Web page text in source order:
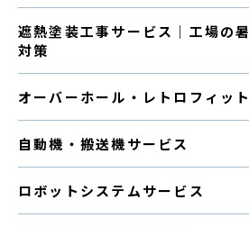
遮熱塗装工事サービス｜工場の
対策
オーバーホール・レトロフィッ
自動機・搬送機サービス
ロボットシステムサービス